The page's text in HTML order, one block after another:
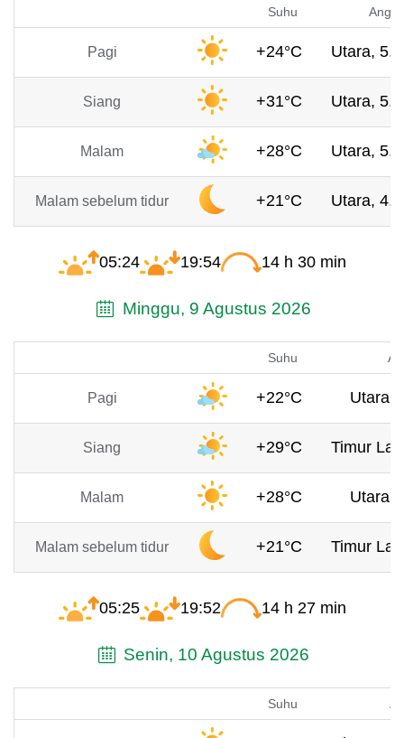
Suhu Angin
Pagi +24°C Utara,
Siang +31°C Utara,
Malam +28°C Utara,
Malam sebelum tidur +21°C Utara,
05:24 19:54 14 h 30 min
Minggu, 9 Agustus 2026
Suhu
Pagi +22°C Utara,
Siang +29°C Timur
Malam +28°C Utara,
Malam sebelum tidur +21°C Timur
05:25 19:52 14 h 27 min
Senin, 10 Agustus 2026
Suhu